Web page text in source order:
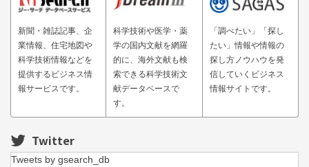
新聞・雑誌記事、企
業情報、住宅地図や
科学技術情報などを
提供するビジネス情
報サービスです。
科学技術や医学・薬
学の国内文献を網羅
的に、海外文献も検
索できる科学技術文
献データベースで
す。
「調べたい」「探し
たい」情報や情報の
探し方ノウハウを発
信していくビジネス
情報サイトです。
Twitter
Tweets by gsearch_db